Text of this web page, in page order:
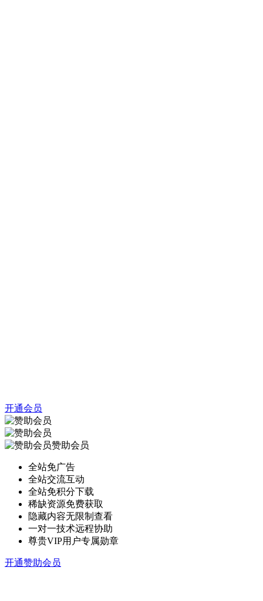
开通会员
赞助会员
全站免广告
全站交流互动
全站免积分下载
稀缺资源免费获取
隐藏内容无限制查看
一对一技术远程协助
尊贵VIP用户专属勋章
开通赞助会员